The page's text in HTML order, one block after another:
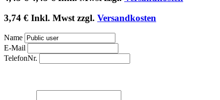
3,74 € Inkl. Mwst zzgl. Versandkosten
Name
E-Mail
TelefonNr.